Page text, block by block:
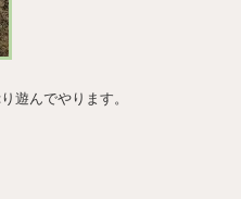
遊んでやります。